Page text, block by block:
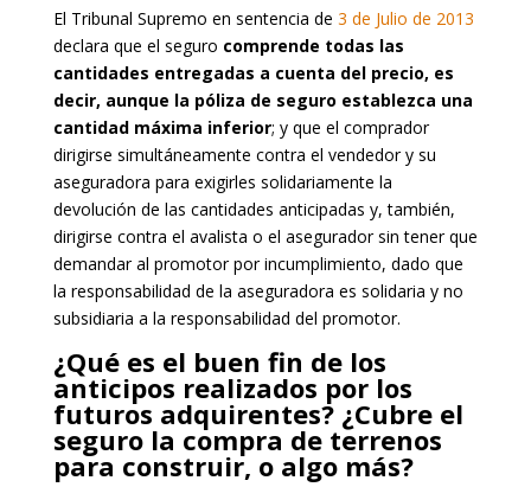
El Tribunal Supremo en sentencia de 3 de Julio de 2013
declara que el seguro comprende todas las
cantidades entregadas a cuenta del precio, es
decir, aunque la póliza de seguro establezca una
cantidad máxima inferior; y que el comprador
dirigirse simultáneamente contra el vendedor y su
aseguradora para exigirles solidariamente la
devolución de las cantidades anticipadas y, también,
dirigirse contra el avalista o el asegurador sin tener que
demandar al promotor por incumplimiento, dado que
la responsabilidad de la aseguradora es solidaria y no
subsidiaria a la responsabilidad del promotor.
¿Qué es el buen fin de los
anticipos realizados por los
futuros adquirentes? ¿Cubre el
seguro la compra de terrenos
para construir, o algo más?